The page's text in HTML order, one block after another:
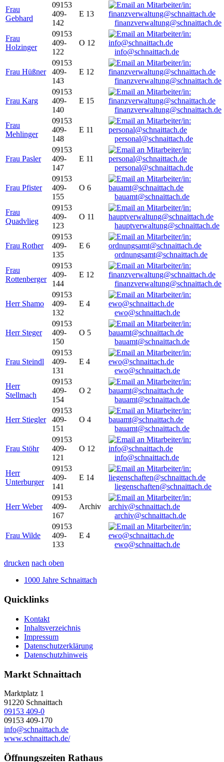
Frau
Gebhard
09153
409-
142
E 13
finanzverwaltung@schnaittach.de
Frau
Holzinger
09153
409-
122
O 12
info@schnaittach.de
Frau Hüßner
09153
409-
143
E 12
finanzverwaltung@schnaittach.de
Frau Karg
09153
409-
140
E 15
finanzverwaltung@schnaittach.de
Frau
Mehlinger
09153
409-
148
E 11
personal@schnaittach.de
Frau Pasler
09153
409-
147
E 11
personal@schnaittach.de
Frau Pfister
09153
409-
155
O 6
bauamt@schnaittach.de
Frau
Quadvlieg
09153
409-
123
O 11
hauptverwaltung@schnaittach.de
Frau Rother
09153
409-
135
E 6
ordnungsamt@schnaittach.de
Frau
Rottenberger
09153
409-
144
E 12
finanzverwaltung@schnaittach.de
Herr Shamo
09153
409-
132
E 4
ewo@schnaittach.de
Herr Steger
09153
409-
150
O 5
bauamt@schnaittach.de
Frau Steindl
09153
409-
131
E 4
ewo@schnaittach.de
Herr
Stellmach
09153
409-
154
O 2
bauamt@schnaittach.de
Herr Stiegler
09153
409-
151
O 4
bauamt@schnaittach.de
Frau Stöhr
09153
409-
121
O 12
info@schnaittach.de
Herr
Unterburger
09153
409-
141
E 14
liegenschaften@schnaittach.de
Herr Weber
09153
409-
167
Archiv
archiv@schnaittach.de
Frau Wilde
09153
409-
133
E 4
ewo@schnaittach.de
drucken nach oben
1000 Jahre Schnaittach
Quicklinks
Kontakt
Inhaltsverzeichnis
Impressum
Datenschutzerklärung
Datenschutzhinweis
Markt Schnaittach
Marktplatz 1
91220 Schnaittach
09153 409-0
09153 409-170
info@schnaittach.de
www.schnaittach.de/
Öffnungszeiten Rathaus